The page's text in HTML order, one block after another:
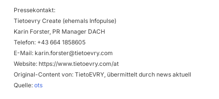
Pressekontakt:
Tietoevry Create (ehemals Infopulse)
Karin Forster, PR Manager DACH
Telefon: +43 664 1858605
E-Mail: karin.forster@tietoevry.com
Website: https://www.tietoevry.com/at
Original-Content von: TietoEVRY, übermittelt durch news aktuell
Quelle: ots